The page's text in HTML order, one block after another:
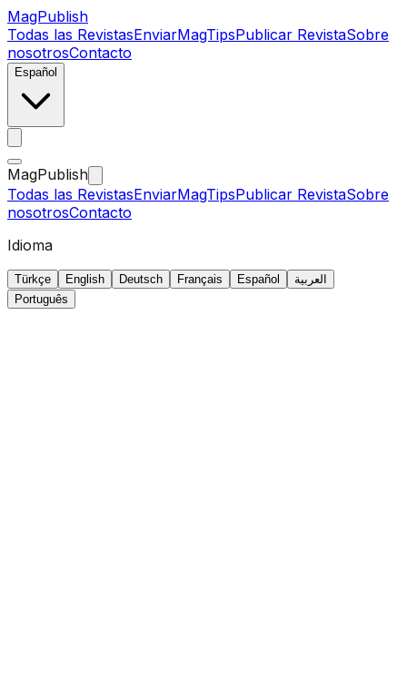
MagPublish
Todas las RevistasEnviarMagTipsPublicar RevistaSobre
nosotrosContacto
Español
MagPublish
Todas las RevistasEnviarMagTipsPublicar RevistaSobre
nosotrosContacto
Idioma
Türkçe English Deutsch Français Español
العربية
Português